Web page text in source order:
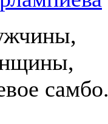
самбо.